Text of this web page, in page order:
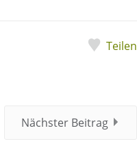
Teilen
Nächster Beitrag